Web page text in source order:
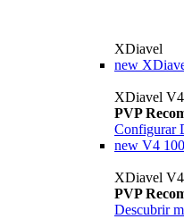
XDiavel
new
XDiavel V4
PVP
Configurar
new V4 100
XDiavel
PVP
Descubrir